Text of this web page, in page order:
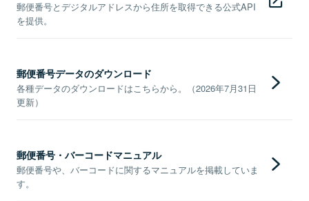
郵便番号とデジタルアドレスから住所を取得できる公式API
を提供。
郵便番号データのダウンロード
各種データのダウンロードはこちらから。（2026年7月31日
更新）
郵便番号・バーコードマニュアル
郵便番号や、バーコードに関するマニュアルを掲載していま
す。